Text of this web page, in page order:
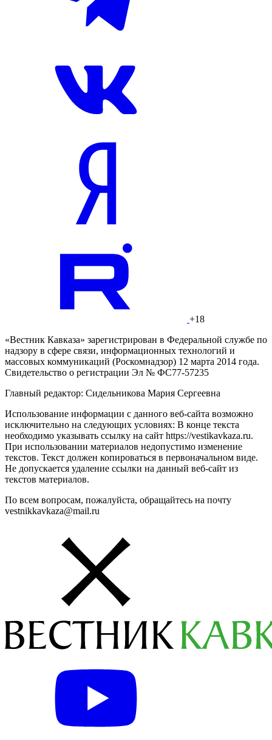
+18
«Вестник Кавказа» зарегистрирован в Федеральной службе по
надзору в сфере связи, информационных технологий и
массовых коммуникаций (Роскомнадзор) 12 марта 2014 года.
Свидетельство о регистрации Эл № ФС77-57235
Главный редактор: Сидельникова Мария Сергеевна
Использование информации с данного веб-сайта возможно
исключительно на следующих условиях: В конце текста
необходимо указывать ссылку на сайт https://vestikavkaza.ru.
При использовании материалов недопустимо изменение
текстов. Текст должен копироваться в первоначальном виде.
Не допускается удаление ссылки на данный веб-сайт из
текстов материалов.
По всем вопросам, пожалуйста, обращайтесь на почту
vestnikkavkaza@mail.ru